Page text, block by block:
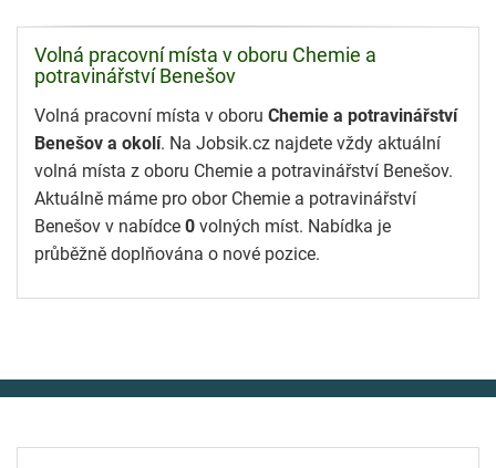
Volná pracovní místa v oboru Chemie a
potravinářství Benešov
Volná pracovní místa v oboru Chemie a potravinářství
Benešov a okolí. Na Jobsik.cz najdete vždy aktuální
volná místa z oboru Chemie a potravinářství Benešov.
Aktuálně máme pro obor Chemie a potravinářství
Benešov v nabídce 0 volných míst. Nabídka je
průběžně doplňována o nové pozice.